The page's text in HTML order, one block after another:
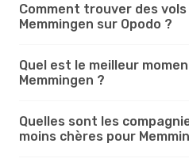
Comment trouver des
Memmingen sur Opodo ?
Quel est le meilleur
Memmingen ?
Quelles sont les
moins chères pour